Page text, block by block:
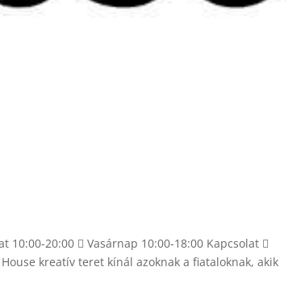
10:00-20:00  Vasárnap 10:00-18:00 Kapcsolat 
kreatív teret kínál azoknak a fiataloknak, akik